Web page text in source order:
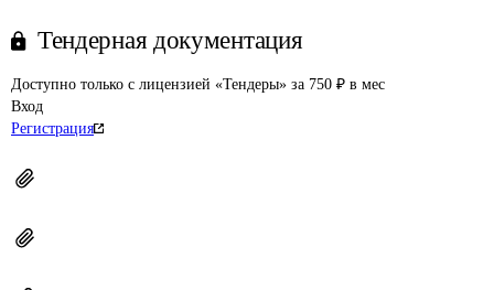
Тендерная документация
Доступно только с лицензией «Тендеры» за 750 ₽ в мес
Вход
Регистрация